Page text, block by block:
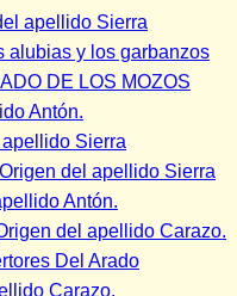
apellido Sierra
alubias y los garbanzos
DE LOS MOZOS
Antón.
Sierra
Origen del apellido Sierra
Antón.
del apellido Carazo.
Del Arado
Carazo.